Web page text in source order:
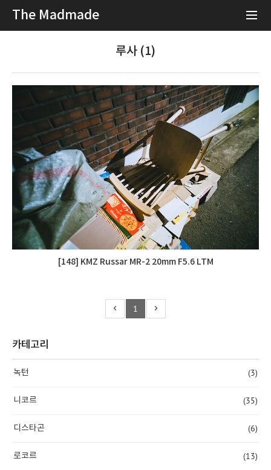
The Madmade
루사 (1)
[148] KMZ Russar MR-2 20mm F5.6 LTM
1
카테고리
녹턴 (3)
니코르 (35)
디스타곤 (6)
로코르 (13)